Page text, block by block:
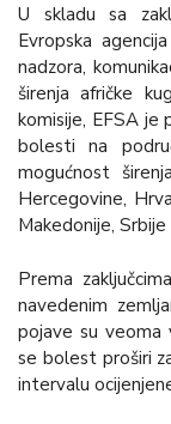
U skladu sa
Evropska
nadzora,
širenja afričke
komisije, EFSA je
bolesti na
mogućnost
Hercegovine,
Makedonije,
Prema
navedenim
pojave su veoma
se bolest proširi
intervalu